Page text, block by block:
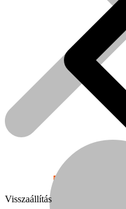
Népszerű!
Visszaállítás